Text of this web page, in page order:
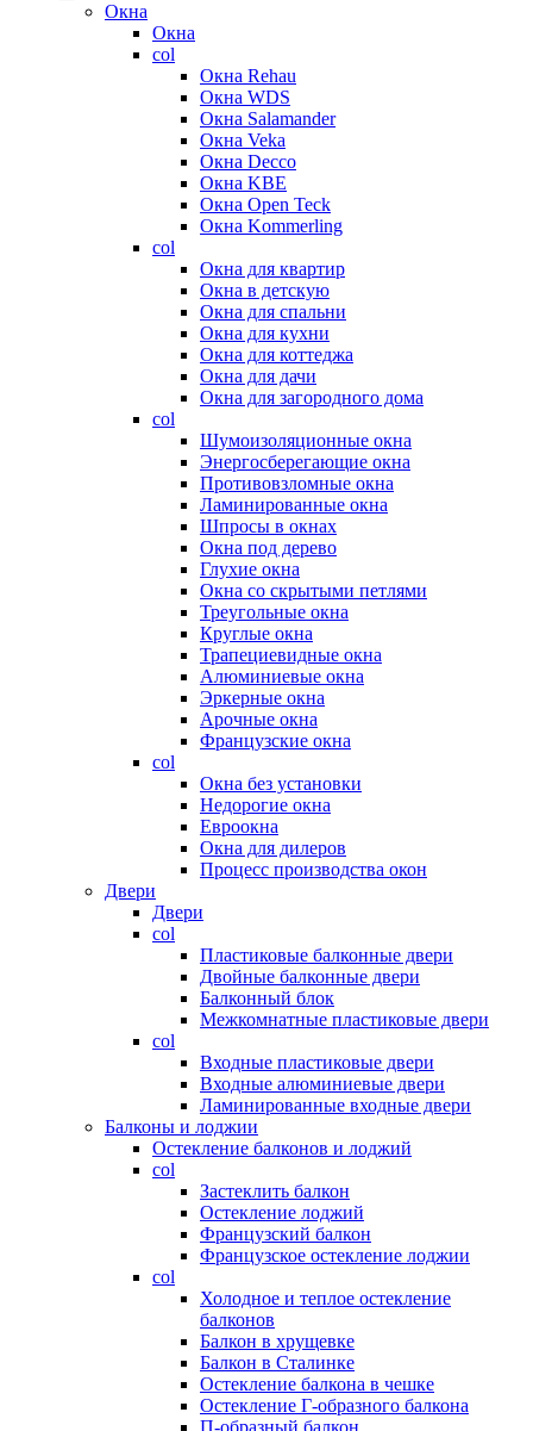
Окна
Окна
col
Окна Rehau
Окна WDS
Окна Salamander
Окна Veka
Окна Decco
Окна KBE
Окна Open Teck
Окна Kommerling
col
Окна для квартир
Окна в детскую
Окна для спальни
Окна для кухни
Окна для коттеджа
Окна для дачи
Окна для загородного дома
col
Шумоизоляционные окна
Энергосберегающие окна
Противовзломные окна
Ламинированные окна
Шпросы в окнах
Окна под дерево
Глухие окна
Окна со скрытыми петлями
Треугольные окна
Круглые окна
Трапециевидные окна
Алюминиевые окна
Эркерные окна
Арочные окна
Французские окна
col
Окна без установки
Недорогие окна
Евроокна
Окна для дилеров
Процесс производства окон
Двери
Двери
col
Пластиковые балконные двери
Двойные балконные двери
Балконный блок
Межкомнатные пластиковые двери
col
Входные пластиковые двери
Входные алюминиевые двери
Ламинированные входные двери
Балконы и лоджии
Остекление балконов и лоджий
col
Застеклить балкон
Остекление лоджий
Французский балкон
Французское остекление лоджии
col
Холодное и теплое остекление
балконов
Балкон в хрущевке
Балкон в Сталинке
Остекление балкона в чешке
Остекление Г-образного балкона
П-образный балкон